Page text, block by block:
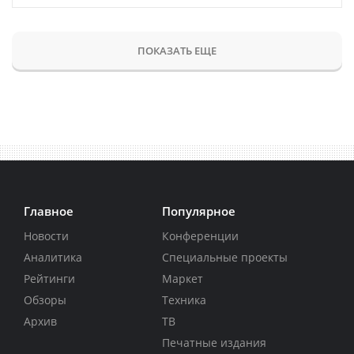
ПОКАЗАТЬ ЕЩЕ
Главное
Новости
Аналитика
Рейтинги
Обзоры
Архив
Популярное
Конференции
Специальные проекты
Маркет
Техника
ТВ
Печатные издания